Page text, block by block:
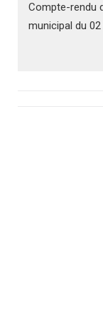
Compte-rendu
municipal du 02